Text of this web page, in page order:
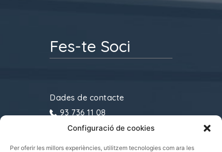
Configuració de cookies
Per oferir les millors experiències, utilitzem tecnologies com ara les
Fes-te Soci
Dades de contacte
93 736 11 08
gremitransports@cecot.org
C/ Sant Pau, 6. 08221